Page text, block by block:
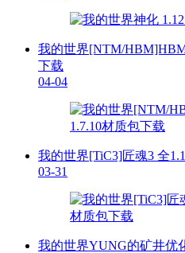
我的世界[NTM/
下载
04-04
我的世界[TiC3]匠魂3 全
03-31
我的世界YUNG的矿井优